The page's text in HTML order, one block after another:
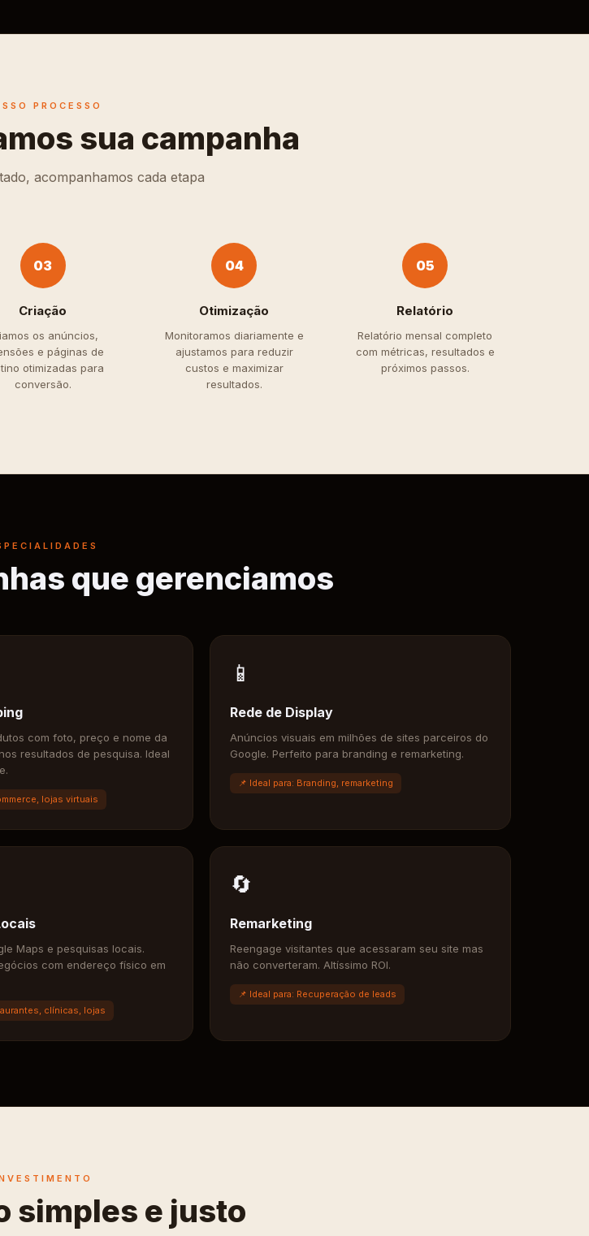
PROCESSO
sua campanha
acompanhamos cada etapa
03
Criação
os anúncios,
e páginas de
otimizadas para
conversão.
04
Otimização
Monitoramos diariamente e
ajustamos para reduzir
custos e maximizar
resultados.
05
Relatório
Relatório mensal completo
com métricas, resultados e
próximos passos.
que gerenciamos
com foto, preço e nome da
resultados de pesquisa. Ideal
lojas virtuais
📱
Rede de Display
Anúncios visuais em milhões de sites parceiros do
Google. Perfeito para branding e remarketing.
📌 Ideal para: Branding, remarketing
Maps e pesquisas locais.
com endereço físico em
clínicas, lojas
🔄
Remarketing
Reengage visitantes que acessaram seu site mas
não converteram. Altíssimo ROI.
📌 Ideal para: Recuperação de leads
simples e justo